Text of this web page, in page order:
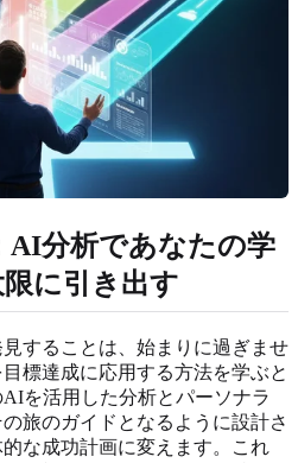
AI分析であなたの学
に引き出す
することは、始まりに過ぎませ
標達成に応用する方法を学ぶと
を活用した分析とパーソナラ
旅のガイドとなるように設計さ
な成功計画に変えます。これ